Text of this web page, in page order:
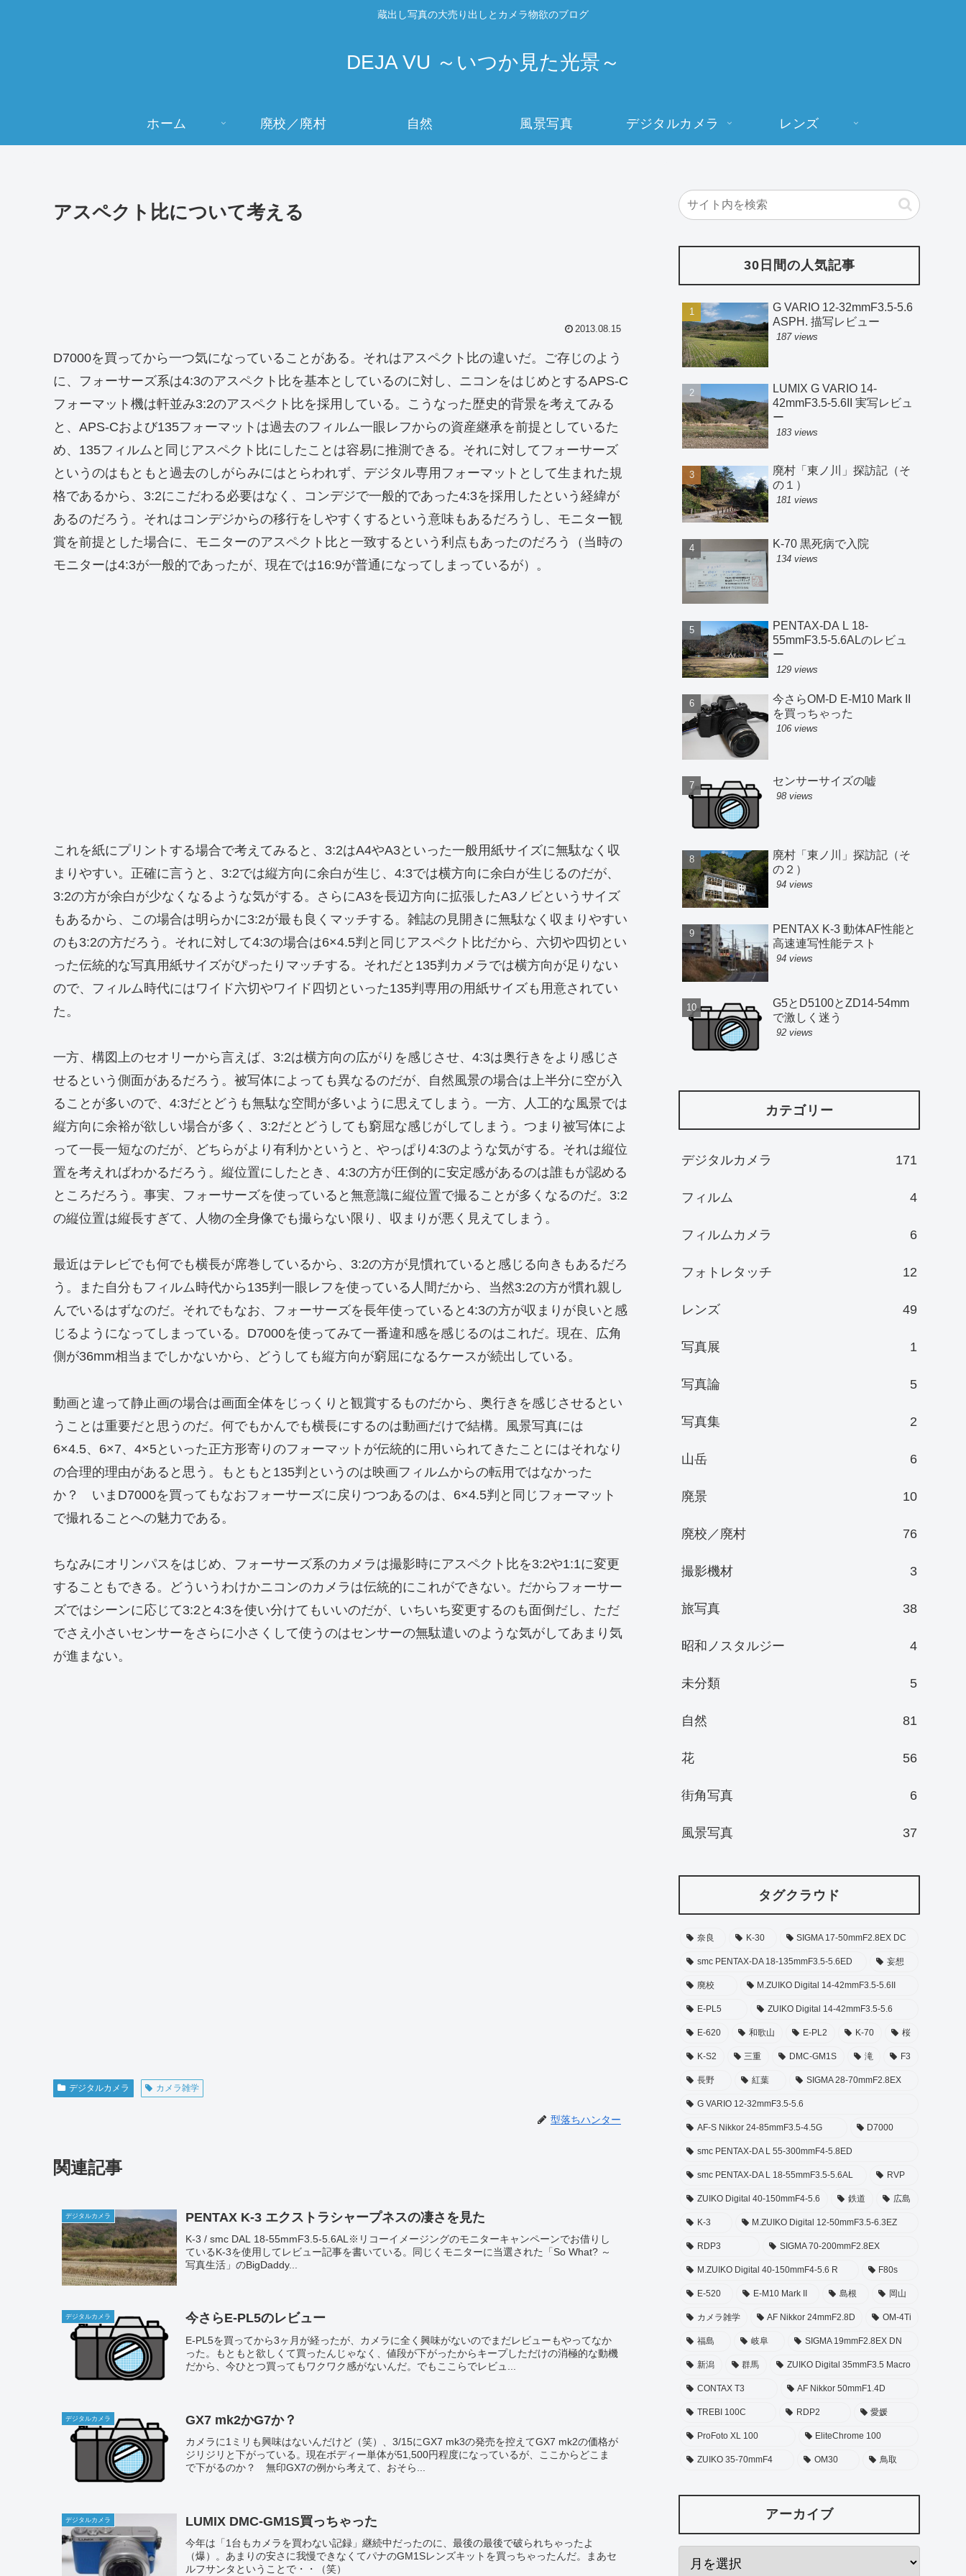
蔵出し写真の大売り出しとカメラ物欲のブログ
DEJA VU ～いつか見た光景～
ホーム 廃校／廃村 自然 風景写真 デジタルカメラ レンズ
アスペクト比について考える
2013.08.15
D7000を買ってから一つ気になっていることがある。それはアスペクト比の違いだ。ご存じのよう
に、フォーサーズ系は4:3のアスペクト比を基本としているのに対し、ニコンをはじめとするAPS-C
フォーマット機は軒並み3:2のアスペクト比を採用している。こうなった歴史的背景を考えてみる
と、APS-Cおよび135フォーマットは過去のフィルム一眼レフからの資産継承を前提としているた
め、135フィルムと同じアスペクト比にしたことは容易に推測できる。それに対してフォーサーズ
というのはもともと過去のしがらみにはとらわれず、デジタル専用フォーマットとして生まれた規
格であるから、3:2にこだわる必要はなく、コンデジで一般的であった4:3を採用したという経緯が
あるのだろう。それはコンデジからの移行をしやすくするという意味もあるだろうし、モニター観
賞を前提とした場合に、モニターのアスペクト比と一致するという利点もあったのだろう（当時の
モニターは4:3が一般的であったが、現在では16:9が普通になってしまっているが）。
これを紙にプリントする場合で考えてみると、3:2はA4やA3といった一般用紙サイズに無駄なく収
まりやすい。正確に言うと、3:2では縦方向に余白が生じ、4:3では横方向に余白が生じるのだが、
3:2の方が余白が少なくなるような気がする。さらにA3を長辺方向に拡張したA3ノビというサイズ
もあるから、この場合は明らかに3:2が最も良くマッチする。雑誌の見開きに無駄なく収まりやすい
のも3:2の方だろう。それに対して4:3の場合は6×4.5判と同じアスペクト比だから、六切や四切とい
った伝統的な写真用紙サイズがぴったりマッチする。それだと135判カメラでは横方向が足りない
ので、フィルム時代にはワイド六切やワイド四切といった135判専用の用紙サイズも用意されてい
た。
一方、構図上のセオリーから言えば、3:2は横方向の広がりを感じさせ、4:3は奥行きをより感じさ
せるという側面があるだろう。被写体によっても異なるのだが、自然風景の場合は上半分に空が入
ることが多いので、4:3だとどうも無駄な空間が多いように思えてしまう。一方、人工的な風景では
縦方向に余裕が欲しい場合が多く、3:2だとどうしても窮屈な感じがしてしまう。つまり被写体によ
って一長一短なのだが、どちらがより有利かというと、やっぱり4:3のような気がする。それは縦位
置を考えればわかるだろう。縦位置にしたとき、4:3の方が圧倒的に安定感があるのは誰もが認める
ところだろう。事実、フォーサーズを使っていると無意識に縦位置で撮ることが多くなるのだ。3:2
の縦位置は縦長すぎて、人物の全身像でも撮らない限り、収まりが悪く見えてしまう。
最近はテレビでも何でも横長が席巻しているから、3:2の方が見慣れていると感じる向きもあるだろ
う。また自分もフィルム時代から135判一眼レフを使っている人間だから、当然3:2の方が慣れ親し
んでいるはずなのだ。それでもなお、フォーサーズを長年使っていると4:3の方が収まりが良いと感
じるようになってしまっている。D7000を使ってみて一番違和感を感じるのはこれだ。現在、広角
側が36mm相当までしかないから、どうしても縦方向が窮屈になるケースが続出している。
動画と違って静止画の場合は画面全体をじっくりと観賞するものだから、奥行きを感じさせるとい
うことは重要だと思うのだ。何でもかんでも横長にするのは動画だけで結構。風景写真には
6×4.5、6×7、4×5といった正方形寄りのフォーマットが伝統的に用いられてきたことにはそれなり
の合理的理由があると思う。もともと135判というのは映画フィルムからの転用ではなかった
か？ いまD7000を買ってもなおフォーサーズに戻りつつあるのは、6×4.5判と同じフォーマット
で撮れることへの魅力である。
ちなみにオリンパスをはじめ、フォーサーズ系のカメラは撮影時にアスペクト比を3:2や1:1に変更
することもできる。どういうわけかニコンのカメラは伝統的にこれができない。だからフォーサー
ズではシーンに応じて3:2と4:3を使い分けてもいいのだが、いちいち変更するのも面倒だし、ただ
でさえ小さいセンサーをさらに小さくして使うのはセンサーの無駄遣いのような気がしてあまり気
が進まない。
デジタルカメラ カメラ雑学
型落ちハンター
関連記事
デジタルカメラ PENTAX K-3 エクストラシャープネスの凄さを見た
K-3 / smc DAL 18-55mmF3.5-5.6AL※リコーイメージングのモニターキャンペーンでお借りし
ているK-3を使用してレビュー記事を書いている。同じくモニターに当選された「So What? ～
写真生活」のBigDaddy...
デジタルカメラ 今さらE-PL5のレビュー
E-PL5を買ってから3ヶ月が経ったが、カメラに全く興味がないのでまだレビューもやってなか
った。もともと欲しくて買ったんじゃなく、値段が下がったからキープしただけの消極的な動機
だから、今ひとつ買ってもワクワク感がないんだ。でもここらでレビュ...
デジタルカメラ GX7 mk2かG7か？
カメラに1ミリも興味はないんだけど（笑）、3/15にGX7 mk3の発売を控えてGX7 mk2の価格が
ジリジリと下がっている。現在ボディー単体が51,500円程度になっているが、ここからどこま
で下がるのか？ 無印GX7の例から考えて、おそら...
デジタルカメラ LUMIX DMC-GM1S買っちゃった
今年は「1台もカメラを買わない記録」継続中だったのに、最後の最後で破られちゃったよ
（爆）。あまりの安さに我慢できなくてパナのGM1Sレンズキットを買っちゃったんだ。まあセ
ルフサンタということで・・（笑）
30日間の人気記事
G VARIO 12-32mmF3.5-5.6
ASPH. 描写レビュー
187 views
LUMIX G VARIO 14-
42mmF3.5-5.6II 実写レビュ
ー
183 views
廃村「東ノ川」探訪記（そ
の１）
181 views
K-70 黒死病で入院
134 views
PENTAX-DA L 18-
55mmF3.5-5.6ALのレビュ
ー
129 views
今さらOM-D E-M10 Mark II
を買っちゃった
106 views
センサーサイズの嘘
98 views
廃村「東ノ川」探訪記（そ
の２）
94 views
PENTAX K-3 動体AF性能と
高速連写性能テスト
94 views
G5とD5100とZD14-54mm
で激しく迷う
92 views
カテゴリー
デジタルカメラ 171
フィルム 4
フィルムカメラ 6
フォトレタッチ 12
レンズ 49
写真展 1
写真論 5
写真集 2
山岳 6
廃景 10
廃校／廃村 76
撮影機材 3
旅写真 38
昭和ノスタルジー 4
未分類 5
自然 81
花 56
街角写真 6
風景写真 37
タグクラウド
奈良 K-30 SIGMA 17-50mmF2.8EX DC
smc PENTAX-DA 18-135mmF3.5-5.6ED 妄想
廃校 M.ZUIKO Digital 14-42mmF3.5-5.6II
E-PL5 ZUIKO Digital 14-42mmF3.5-5.6
E-620 和歌山 E-PL2 K-70 桜
K-S2 三重 DMC-GM1S 滝 F3
長野 紅葉 SIGMA 28-70mmF2.8EX
G VARIO 12-32mmF3.5-5.6
AF-S Nikkor 24-85mmF3.5-4.5G D7000
smc PENTAX-DA L 55-300mmF4-5.8ED
smc PENTAX-DA L 18-55mmF3.5-5.6AL RVP
ZUIKO Digital 40-150mmF4-5.6 鉄道 広島
K-3 M.ZUIKO Digital 12-50mmF3.5-6.3EZ
RDP3 SIGMA 70-200mmF2.8EX
M.ZUIKO Digital 40-150mmF4-5.6 R F80s
E-520 E-M10 Mark II 島根 岡山
カメラ雑学 AF Nikkor 24mmF2.8D OM-4Ti
福島 岐阜 SIGMA 19mmF2.8EX DN
新潟 群馬 ZUIKO Digital 35mmF3.5 Macro
CONTAX T3 AF Nikkor 50mmF1.4D
TREBI 100C RDP2 愛媛
ProFoto XL 100 EliteChrome 100
ZUIKO 35-70mmF4 OM30 鳥取
アーカイブ